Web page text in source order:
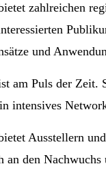
zahlreichen
und
am Puls der Zeit.
intensives
Ausstellern
an den